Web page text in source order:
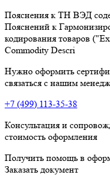
Пояснения к ТН ВЭД
Пояснений к
кодирования товаров
Commodity Descri
Нужно оформить
связаться с нашим
+7 (499) 113-35-38
Консультация и
стоимость оформления
Получить помощь в
Заказать документ